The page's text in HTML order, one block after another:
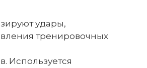
удары,
тренировочных
Используется